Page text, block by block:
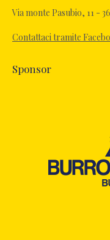
Via monte Pasubio, 11 -
Contattaci tramite
Sponsor